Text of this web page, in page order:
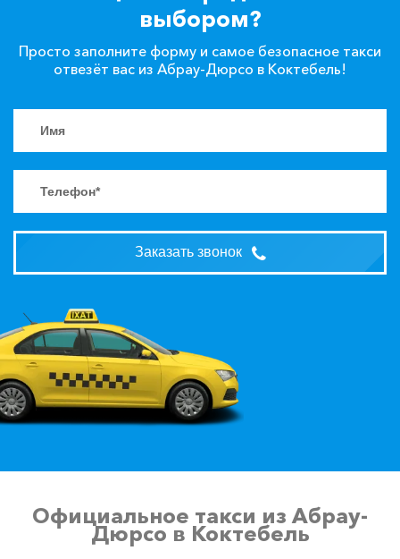
выбором?
Просто заполните форму и самое безопасное такси
отвезёт вас из Абрау-Дюрсо в Коктебель!
Заказать звонок
Официальное такси из Абрау-
Дюрсо в Коктебель